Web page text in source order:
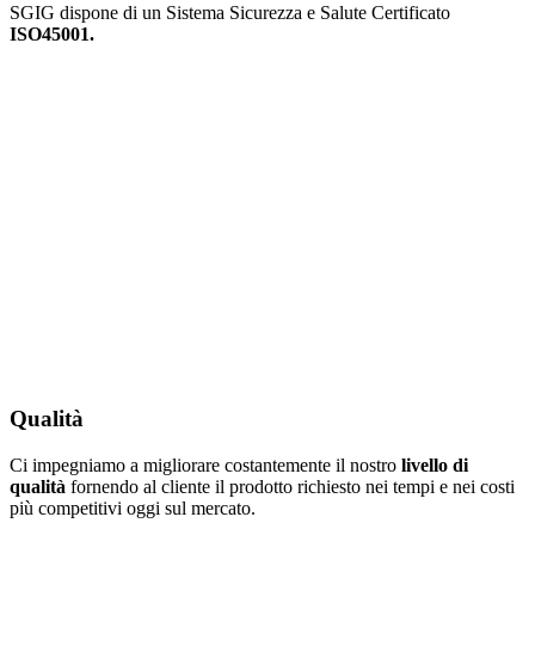
SGIG dispone di un Sistema Sicurezza e Salute Certificato
ISO45001.
Qualità
Ci impegniamo a migliorare costantemente il nostro livello di
qualità fornendo al cliente il prodotto richiesto nei tempi e nei costi
più competitivi oggi sul mercato.